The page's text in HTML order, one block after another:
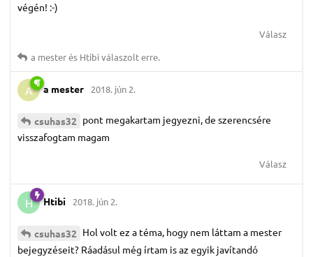
végén! :-)
Válasz
a mesterés Htibiválaszolt erre.
A a mester 2018. jún 2.
csuhas32 pont megakartam jegyezni, de szerencsére
visszafogtam magam
Válasz
H Htibi 2018. jún 2.
csuhas32 Hol volt ez a téma, hogy nem láttam a mester
bejegyzéseit? Ráadásul még írtam is az egyik javítandó